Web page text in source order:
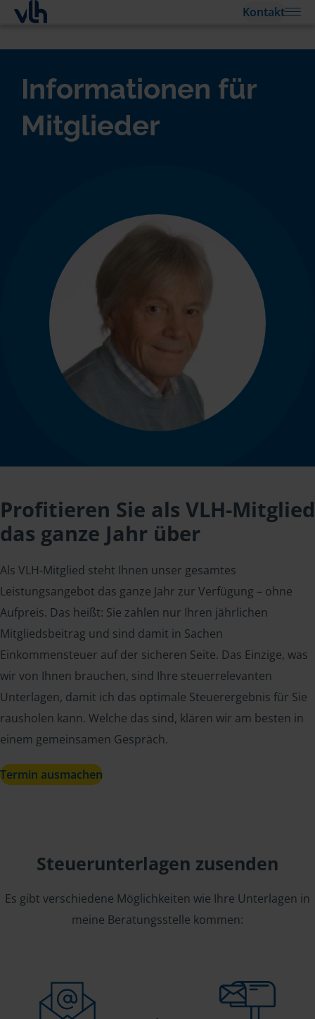
Kontakt
Informationen für
Mitglieder
Profitieren Sie als VLH-Mitglied
das ganze Jahr über
Als VLH-Mitglied steht Ihnen unser gesamtes
Leistungsangebot das ganze Jahr zur Verfügung – ohne
Aufpreis. Das heißt: Sie zahlen nur Ihren jährlichen
Mitgliedsbeitrag und sind damit in Sachen
Einkommensteuer auf der sicheren Seite. Das Einzige, was
wir von Ihnen brauchen, sind Ihre steuerrelevanten
Unterlagen, damit ich das optimale Steuerergebnis für Sie
rausholen kann. Welche das sind, klären wir am besten in
einem gemeinsamen Gespräch.
Termin ausmachen
Steuerunterlagen zusenden
Es gibt verschiedene Möglichkeiten wie Ihre Unterlagen in
meine Beratungsstelle kommen: